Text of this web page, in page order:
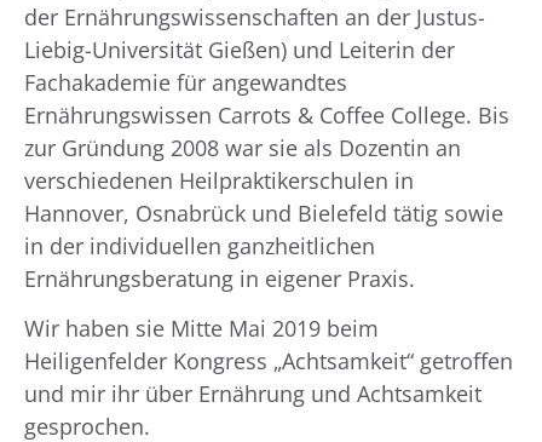
der Ernährungswissenschaften an der Justus-
Liebig-Universität Gießen) und Leiterin der
Fachakademie für angewandtes
Ernährungswissen Carrots & Coffee College. Bis
zur Gründung 2008 war sie als Dozentin an
verschiedenen Heilpraktikerschulen in
Hannover, Osnabrück und Bielefeld tätig sowie
in der individuellen ganzheitlichen
Ernährungsberatung in eigener Praxis.
Wir haben sie Mitte Mai 2019 beim
Heiligenfelder Kongress „Achtsamkeit“ getroffen
und mir ihr über Ernährung und Achtsamkeit
gesprochen.